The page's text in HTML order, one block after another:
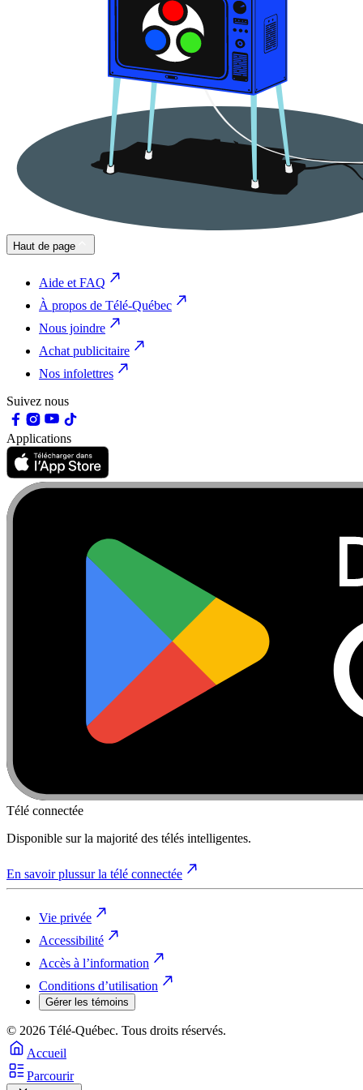
Haut de page
Aide et FAQ
À propos de Télé-Québec
Nous joindre
Achat publicitaire
Nos infolettres
Suivez nous
Applications
Télé connectée
Disponible sur la majorité des télés intelligentes.
En savoir plussur la télé connectée
Vie privée
Accessibilité
Accès à l’information
Conditions d’utilisation
Gérer les témoins
© 2026 Télé-Québec. Tous droits réservés.
Accueil
Parcourir